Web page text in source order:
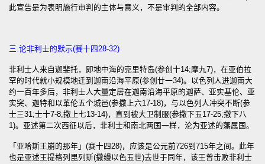
此宣告是为表明施行审判的主体与意义，不是审判的全部内容。
三.论非利士的默示(赛十四28-32)
非利士人来自迦斐托，即地中海的克里特岛(参创十14;摩九7)，在亚伯拉
罕的时代就小规模地迁到迦南沿海平原(参创廿一34)。以色列人进迦南大
约一百年多后，非利士人大量定居在迦南沿海平原的迦萨、亚实基伦、亚
实突、迦特和以革伦五个城邑(参撒上六17-18)，与以色列人冲突不断(参
士三31;士十7-8;撒上七13-14)，直到被大卫制服(参撒下五17-25;撒下八
1)。亚述第二次西征以后，非利士和南北两国一样，沦为亚述的藩属国。
「亚哈斯王崩的那年」(赛十四28)，应该是公元前726到715年之间。此年
也是亚述王提格列毘列斯(撒缦以色五世)去世于同年，该王曾击败非利士